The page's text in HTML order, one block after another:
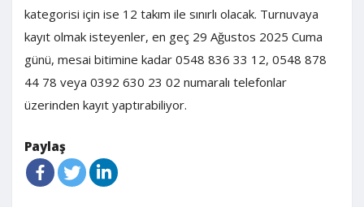
kategorisi için ise 12 takım ile sınırlı olacak. Turnuvaya
kayıt olmak isteyenler, en geç 29 Ağustos 2025 Cuma
günü, mesai bitimine kadar 0548 836 33 12, 0548 878
44 78 veya 0392 630 23 02 numaralı telefonlar
üzerinden kayıt yaptırabiliyor.
Paylaş